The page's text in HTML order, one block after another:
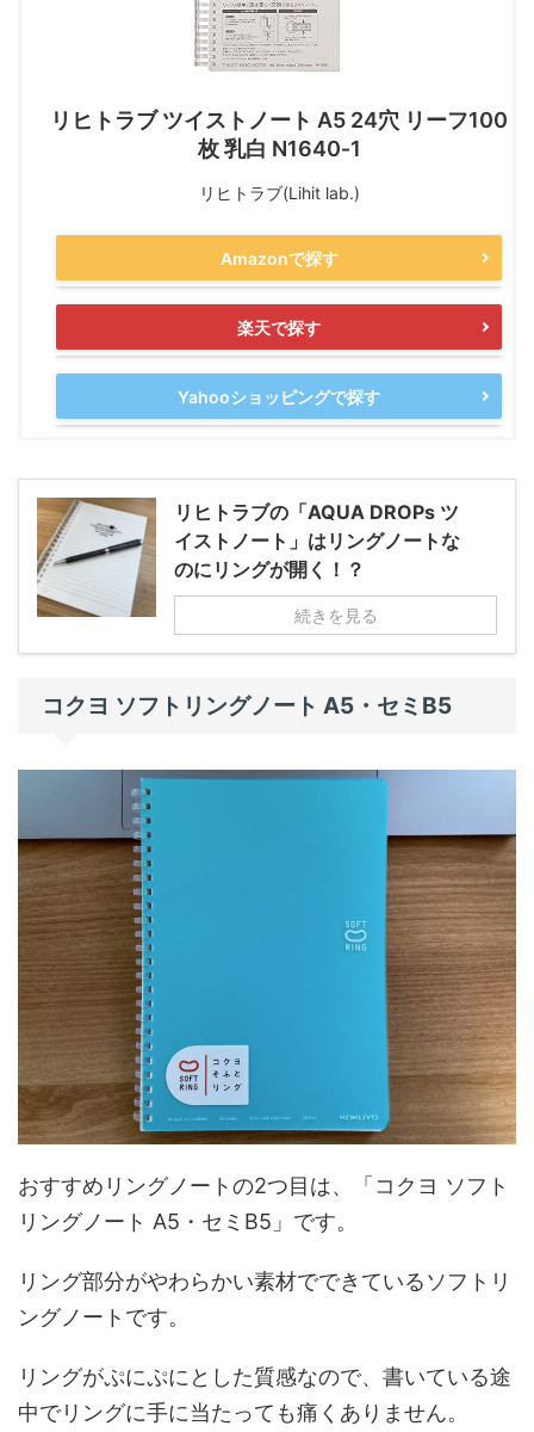
リヒトラブ ツイストノート A5 24穴 リーフ100
枚 乳白 N1640‐1
リヒトラブ(Lihit lab.)
Amazonで探す
楽天で探す
Yahooショッピングで探す
リヒトラブの「AQUA DROPs ツ
イストノート」はリングノートな
のにリングが開く！？
続きを見る
コクヨ ソフトリングノート A5・セミB5
おすすめリングノートの2つ目は、「コクヨ ソフト
リングノート A5・セミB5」です。
リング部分がやわらかい素材でできているソフトリ
ングノートです。
リングがぷにぷにとした質感なので、書いている途
中でリングに手に当たっても痛くありません。